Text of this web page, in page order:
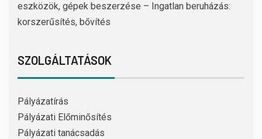
eszközök, gépek beszerzése – Ingatlan beruházás:
korszerűsítés, bővítés
SZOLGÁLTATÁSOK
Pályázatírás
Pályázati Előminősítés
Pályázati tanácsadás